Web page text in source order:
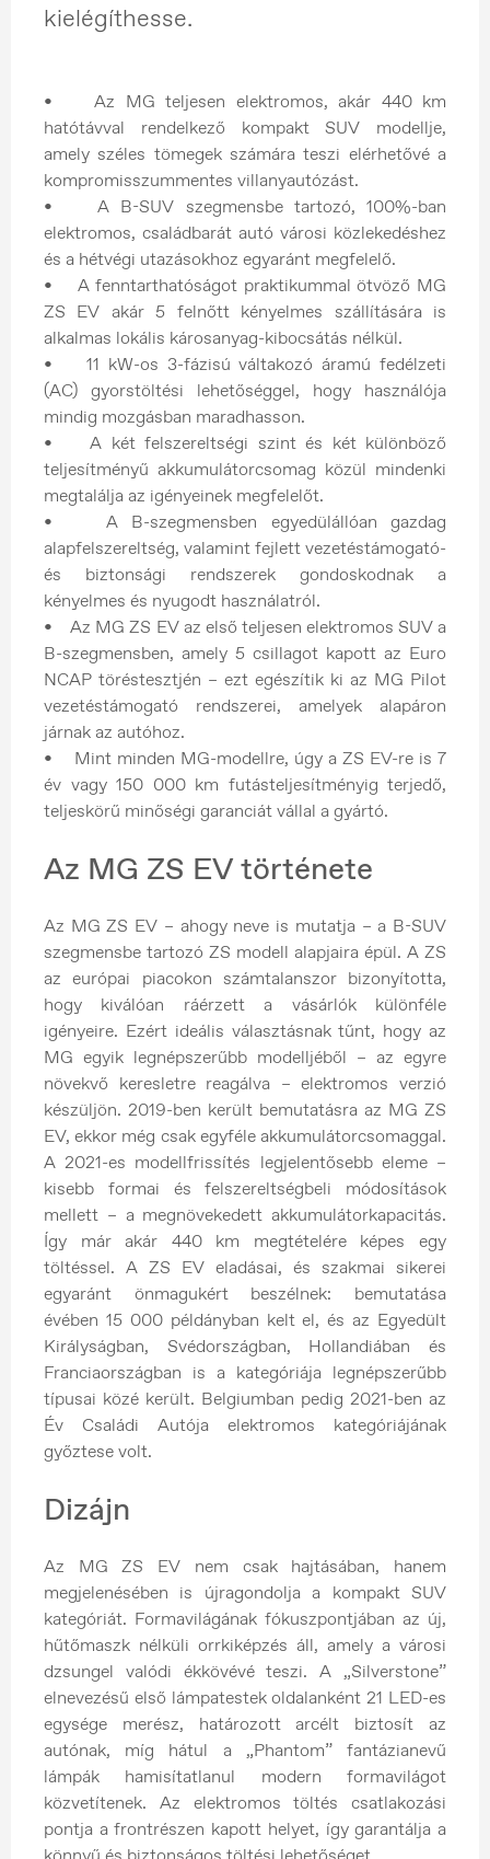
kielégíthesse.
• Az MG teljesen elektromos, akár 440 km
hatótávval rendelkező kompakt SUV modellje,
amely széles tömegek számára teszi elérhetővé a
kompromisszummentes villanyautózást.
• A B-SUV szegmensbe tartozó, 100%-ban
elektromos, családbarát autó városi közlekedéshez
és a hétvégi utazásokhoz egyaránt megfelelő.
• A fenntarthatóságot praktikummal ötvöző MG
ZS EV akár 5 felnőtt kényelmes szállítására is
alkalmas lokális károsanyag-kibocsátás nélkül.
• 11 kW-os 3-fázisú váltakozó áramú fedélzeti
(AC) gyorstöltési lehetőséggel, hogy használója
mindig mozgásban maradhasson.
• A két felszereltségi szint és két különböző
teljesítményű akkumulátorcsomag közül mindenki
megtalálja az igényeinek megfelelőt.
• A B-szegmensben egyedülállóan gazdag
alapfelszereltség, valamint fejlett vezetéstámogató-
és biztonsági rendszerek gondoskodnak a
kényelmes és nyugodt használatról.
• Az MG ZS EV az első teljesen elektromos SUV a
B-szegmensben, amely 5 csillagot kapott az Euro
NCAP töréstesztjén – ezt egészítik ki az MG Pilot
vezetéstámogató rendszerei, amelyek alapáron
járnak az autóhoz.
• Mint minden MG-modellre, úgy a ZS EV-re is 7
év vagy 150 000 km futásteljesítményig terjedő,
teljeskörű minőségi garanciát vállal a gyártó.
Az MG ZS EV története
Az MG ZS EV – ahogy neve is mutatja – a B-SUV
szegmensbe tartozó ZS modell alapjaira épül. A ZS
az európai piacokon számtalanszor bizonyította,
hogy kiválóan ráérzett a vásárlók különféle
igényeire. Ezért ideális választásnak tűnt, hogy az
MG egyik legnépszerűbb modelljéből – az egyre
növekvő keresletre reagálva – elektromos verzió
készüljön. 2019-ben került bemutatásra az MG ZS
EV, ekkor még csak egyféle akkumulátorcsomaggal.
A 2021-es modellfrissítés legjelentősebb eleme –
kisebb formai és felszereltségbeli módosítások
mellett – a megnövekedett akkumulátorkapacitás.
Így már akár 440 km megtételére képes egy
töltéssel. A ZS EV eladásai, és szakmai sikerei
egyaránt önmagukért beszélnek: bemutatása
évében 15 000 példányban kelt el, és az Egyedült
Királyságban, Svédországban, Hollandiában és
Franciaországban is a kategóriája legnépszerűbb
típusai közé került. Belgiumban pedig 2021-ben az
Év Családi Autója elektromos kategóriájának
győztese volt.
Dizájn
Az MG ZS EV nem csak hajtásában, hanem
megjelenésében is újragondolja a kompakt SUV
kategóriát. Formavilágának fókuszpontjában az új,
hűtőmaszk nélküli orrkiképzés áll, amely a városi
dzsungel valódi ékkövévé teszi. A „Silverstone”
elnevezésű első lámpatestek oldalanként 21 LED-es
egysége merész, határozott arcélt biztosít az
autónak, míg hátul a „Phantom” fantázianevű
lámpák hamisítatlanul modern formavilágot
közvetítenek. Az elektromos töltés csatlakozási
pontja a frontrészen kapott helyet, így garantálja a